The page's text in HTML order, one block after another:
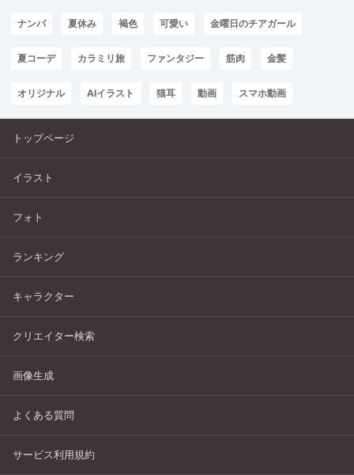
ナンパ 夏休み 褐色 可愛い 金曜日のチアガール
夏コーデ カラミリ旅 ファンタジー 筋肉 金髪
オリジナル AIイラスト 猫耳 動画 スマホ動画
トップページ
イラスト
フォト
ランキング
キャラクター
クリエイター検索
画像生成
よくある質問
サービス利用規約